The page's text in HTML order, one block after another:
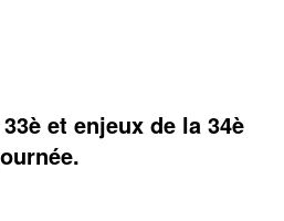
et enjeux de la 34è